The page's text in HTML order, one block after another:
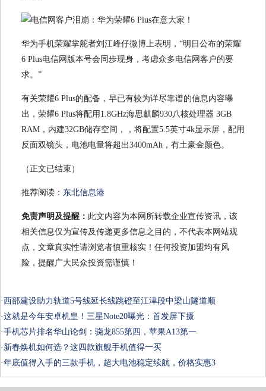
华为手机荣耀掌舵者刘江峰仔微博上表明，“明日公布的荣耀
6 Plus电信网版本号会同歩现身，考虑众多电信网客户的要
求。”
有关荣耀6 Plus的配备，早已有较为详尽靠谱的信息内容曝
出，荣耀6 Plus将配用1.8GHz海思麒麟930八核处理器 3GB
RAM，内建32GB储存空间，，将配置5.5英寸4k显示屏，配用
反面双镜头，电池电量将超出3400mAh，有土豪金颜色。
（正文已结束）
推荐阅读： 东北信息港
免责声明及提醒： 此文内容为本网所转载企业宣传资讯，该
相关信息仅为宣传及传递更多信息之目的，不代表本网站观
点，文章真实性请浏览者慎重核实！任何投资加盟均有风
险，提醒广大民众投资需谨慎！
·西部建设助力轨道5号线延长线跳磴至江津段中梁山隧道顺
·这就是今年安卓机皇！三星Note20曝光：首发屏下摄
·手机芯片排名华山论剑：骁龙855第四，苹果A13第一
· 新春焕机如何选？这四款旗舰手机值得一买
·年底值得入手的三款手机，超大电池稳定续航，价格实惠3